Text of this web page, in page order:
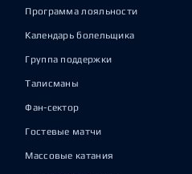
Программа лояльности
Календарь болельщика
Группа поддержки
Талисманы
Фан-сектор
Гостевые матчи
Массовые катания